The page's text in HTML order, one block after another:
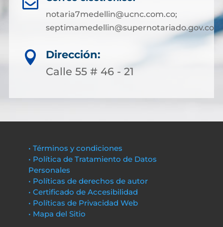
notaria7medellin@ucnc.com.co;
septimamedellin@supernotariado.gov.co

Dirección:
Calle 55 # 46 - 21
• Términos y condiciones
• Política de Tratamiento de Datos
Personales
• Políticas de derechos de autor
• Certificado de Accesibilidad
• Políticas de Privacidad Web
• Mapa del Sitio